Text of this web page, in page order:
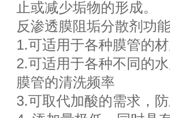
止或减少垢物的形成。
反渗透膜阻垢分散剂功
1.可适用于各种膜管的
2.可适用于各种不同的
膜管的清洗频率
3.可取代加酸的需求，